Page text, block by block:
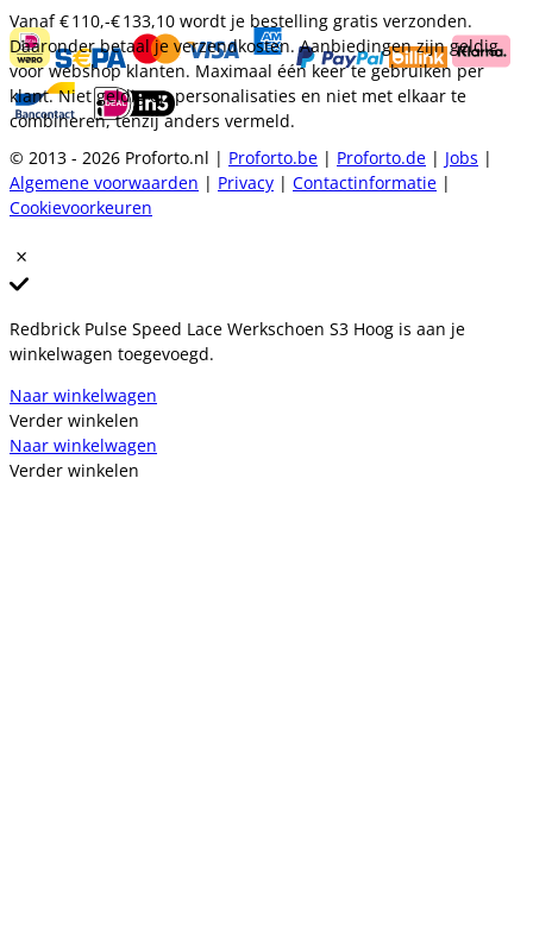
Vanaf€ 110,-€ 133,10 wordt je bestelling gratis verzonden.
Daaronder betaal je verzendkosten. Aanbiedingen zijn geldig
voor webshop klanten. Maximaal één keer te gebruiken per
klant. Niet geldig op personalisaties en niet met elkaar te
combineren, tenzij anders vermeld.
© 2013 - 2026 Proforto.nl | Proforto.be | Proforto.de | Jobs |
Algemene voorwaarden | Privacy | Contactinformatie |
Cookievoorkeuren
Redbrick Pulse Speed Lace Werkschoen S3 Hoog is aan je
winkelwagen toegevoegd.
Naar winkelwagen
Verder winkelen
Naar winkelwagen
Verder winkelen